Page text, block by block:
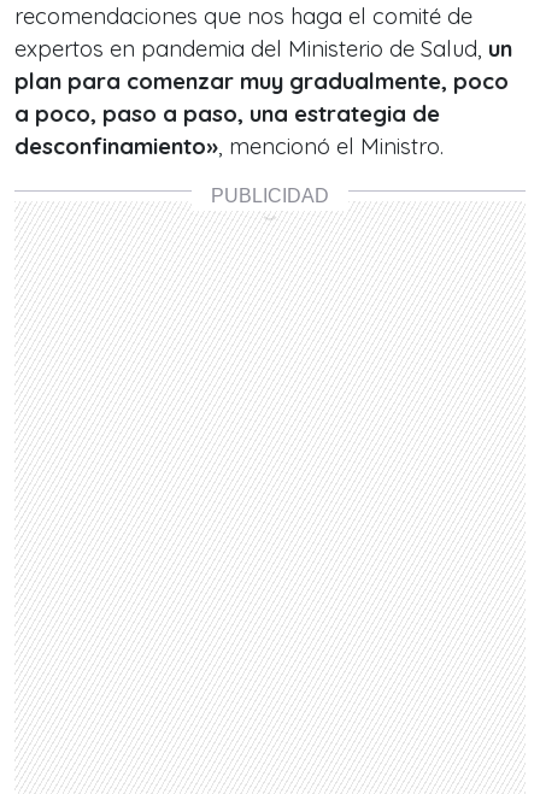
recomendaciones que nos haga el comité de
expertos en pandemia del Ministerio de Salud, un
plan para comenzar muy gradualmente, poco
a poco, paso a paso, una estrategia de
desconfinamiento», mencionó el Ministro.